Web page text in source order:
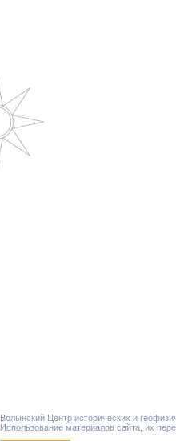
Волынский Центр исторических и
Использование материалов сайта, их